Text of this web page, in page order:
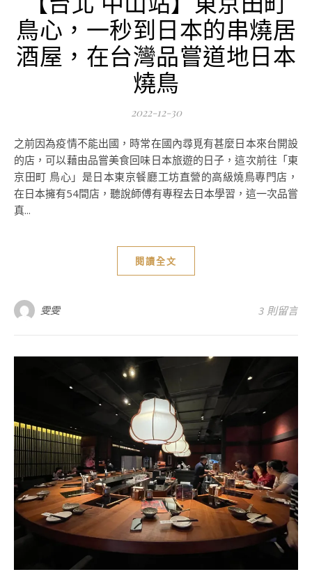
鳥心，一秒到日本的串燒居
酒屋，在台灣品嘗道地日本
燒鳥
2022-12-30
之前因為疫情不能出國，時常在國內尋覓有甚麼日本來台開設
的店，可以藉由品嘗美食回味日本旅遊的日子，這次前往「東
京田町 鳥心」是日本東京餐廳工坊直營的高級燒鳥專門店，
在日本擁有54間店，聽說師傅有專程去日本學習，這一次品嘗
真...
閱讀全文
雯雯 3 則留言